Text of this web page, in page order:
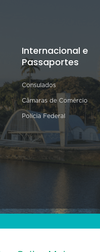
Internacional e
Passaportes
Consulados
Câmaras de Comércio
Polícia Federal